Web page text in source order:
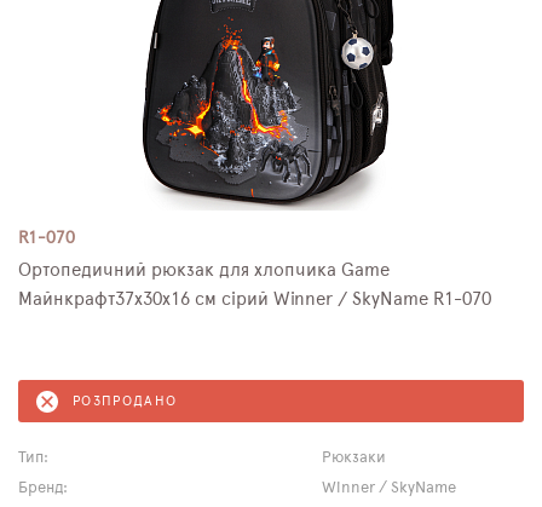
R1-070
Ортопедичний рюкзак для хлопчика Game
Майнкрафт37х30х16 см сірий Winner / SkyName R1-070
РОЗПРОДАНО
Тип:
Рюкзаки
Бренд:
Winner / SkyName